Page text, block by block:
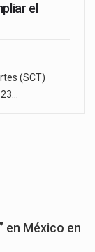
el
(SCT)
en México en